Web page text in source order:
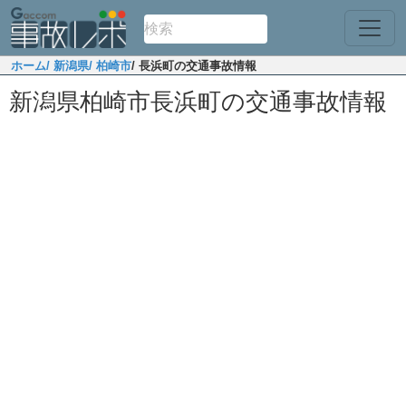
ホーム/ 新潟県/ 柏崎市/ 長浜町の交通事故情報
新潟県柏崎市長浜町の交通事故情報